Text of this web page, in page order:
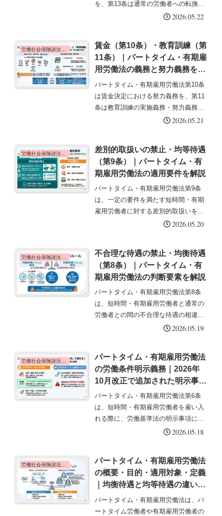
を、第13条は通常の労働者への転換推
進措置の義務を定めています。2026年
られました。この記事では各...
2026.05.22
労働社会保険諸法令の基礎知識
賃金（第10条）・教育訓練（第
11条）｜パートタイム・有期雇
用労働法の義務と努力義務を解
説
パートタイム・有期雇用労働法第10条
は賃金決定における努力義務を、第11
条は教育訓練の実施義務・努力義務を
定めています。この記事では、賃金決
て解説します。賃金（第10条...
2026.05.21
労働社会保険諸法令の基礎知識
差別的取扱いの禁止・均等待遇
（第9条）｜パートタイム・有
期雇用労働法の適用要件を解説
パートタイム・有期雇用労働法第9条
は、一定の要件を満たす短時間・有期
雇用労働者に対する差別的取扱いを絶
対的に禁止する規定です。均衡待遇
障されます。この記事では、均等待遇
の適...
2026.05.20
労働社会保険諸法令の基礎知識
不合理な待遇の禁止・均衡待遇
（第8条）｜パートタイム・有
期雇用労働法の判断要素を解説
パートタイム・有期雇用労働法第8条
は、短時間・有期雇用労働者と通常の
労働者との間の不合理な待遇の相違を
禁止する規定です。いわゆる均衡待遇
断の3要素・「その他の事情」の内
容・...
2026.05.19
労働社会保険諸法令の基礎知識
パートタイム・有期雇用労働法
の労働条件明示義務｜2026年
10月改正で追加された明示事項
を解説
パートタイム・有期雇用労働法第6条
は、短時間・有期雇用労働者を雇い入
れる際に、労働基準法の明示事項に加
えて追加の事項を明示する義務を定め
この記事では、明示すべき事項・...
2026.05.18
労働社会保険諸法令の基礎知識
パートタイム・有期雇用労働法
の概要・目的・適用対象・定義
｜均衡待遇と均等待遇の違いを
解説
パートタイム・有期雇用労働法は、パ
ートタイム労働者や有期雇用労働者の